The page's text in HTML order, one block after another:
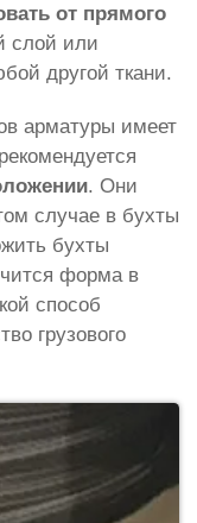
от прямого
слой или
другой ткани.
арматуры имеет
. Они
случае в бухты
бухты
форма в
способ
грузового